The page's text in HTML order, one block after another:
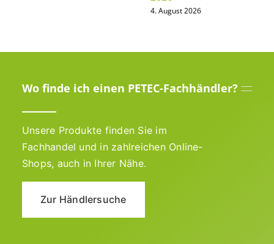
4. August 2026
Wo finde ich einen PETEC-Fachhändler?
Unsere Produkte finden Sie im
Fachhandel und in zahlreichen Online-
Shops, auch in Ihrer Nähe.
Zur Händlersuche